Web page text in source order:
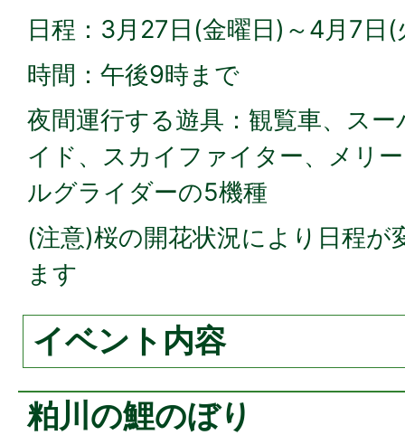
日程：3月27日(金曜日)～4月7日(
時間：午後9時まで
夜間運行する遊具：観覧車、ス
イド、スカイファイター、メリ
ルグライダーの5機種
(注意)桜の開花状況により日程が
ます
イベント内容
粕川の鯉のぼり